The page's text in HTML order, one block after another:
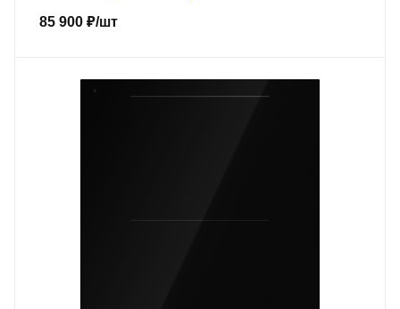
85 900 ₽/шт